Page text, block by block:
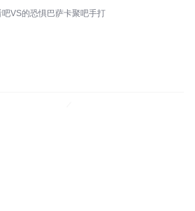
VS的恐惧巴萨卡聚吧手打